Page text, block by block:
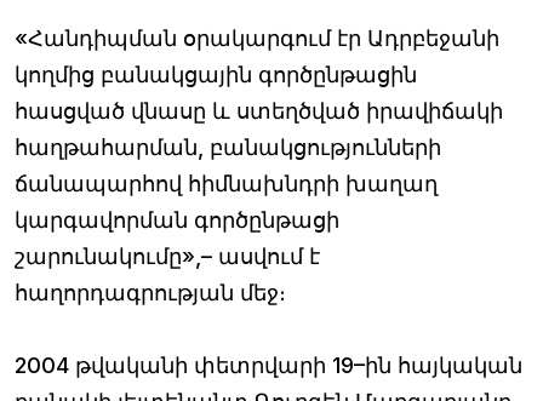
«Հանդիպման օրակարգում էր Ադրբեջանի
կողմից բանակցային գործընթացին
հասցված վնասը և ստեղծված իրավիճակի
հաղթահարման, բանակցությունների
ճանապարհով հիմնախնդրի խաղաղ
կարգավորման գործընթացի
շարունակումը»,– ասվում է
հաղորդագրության մեջ։
2004 թվականի փետրվարի 19–ին հայկական